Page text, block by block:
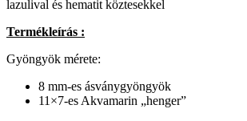
lazulival és hematit köztesekkel
Termékleírás :
Gyöngyök mérete:
8 mm-es ásványgyöngyök
11×7-es Akvamarin „henger”